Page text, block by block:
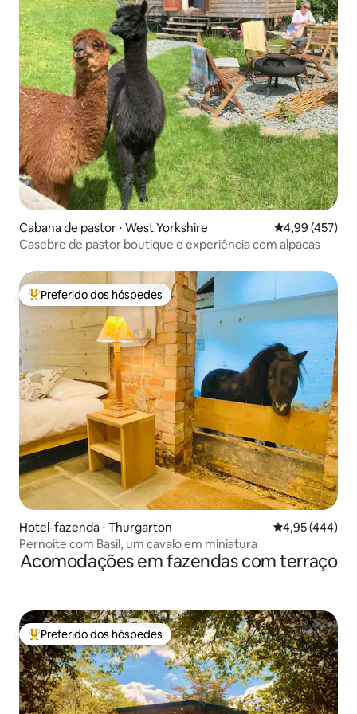
Cabana de pastor ⋅ West Yorkshire 4,99 de uma
4,99 (457)
Casebre de pastor boutique e experiência com alpacas
Entre os melhores preferidos dos hóspedes
Preferido dos hóspedes
Hotel-fazenda ⋅ Thurgarton 4,95 de uma
4,95 (444)
Pernoite com Basil, um cavalo em miniatura
Acomodações em fazendas com terraço
Entre os melhores preferidos dos hóspedes
Preferido dos hóspedes